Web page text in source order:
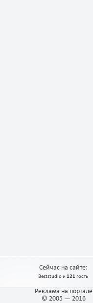
Сейчас на сайте:
Beststudioи121 гость
Реклама на портале
© 2005 — 2016